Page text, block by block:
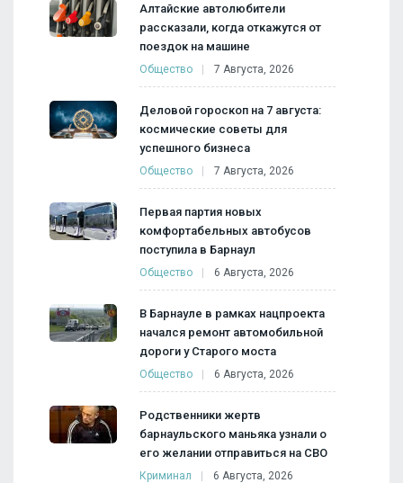
Алтайские автолюбители
рассказали, когда откажутся от
поездок на машине
Общество 7 Августа, 2026
Деловой гороскоп на 7 августа:
космические советы для
успешного бизнеса
Общество 7 Августа, 2026
Первая партия новых
комфортабельных автобусов
поступила в Барнаул
Общество 6 Августа, 2026
В Барнауле в рамках нацпроекта
начался ремонт автомобильной
дороги у Старого моста
Общество 6 Августа, 2026
Родственники жертв
барнаульского маньяка узнали о
его желании отправиться на СВО
Криминал 6 Августа, 2026